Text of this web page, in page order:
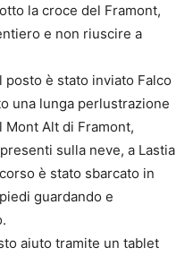
la croce del Framont,
e non riuscire a
posto è stato inviato Falco
una lunga perlustrazione
Mont Alt di Framont,
sulla neve, a Lastia
è stato sbarcato in
guardando e
aiuto tramite un tablet